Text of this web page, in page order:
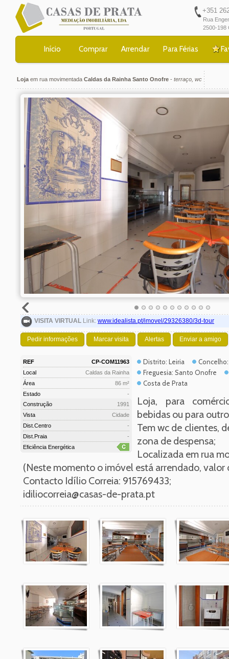
+351 262
Rua
2500-198
Início Comprar Arrendar Para Férias
Loja em rua movimentada Caldas da Rainha Santo Onofre - terraço, wc
VISITA VIRTUAL Link: www.idealista.pt/imovel/29326380/3d-tour
Pedir informações Marcar visita Alertas Enviar a amigo
REF
CP-COM11963
Local
Caldas da Rainha
Área
86 m²
Estado
-
Construção
1991
Vista
Cidade
Dist.Centro
-
Dist.Praia
-
Eficiência Energética
Distrito: Leiria
Freguesia: Santo Onofre
Costa de Prata
Loja, para
bebidas ou para
Tem wc de clientes,
zona de despensa;
Localizada em rua
(Neste momento o imóvel está arrendado,
Contacto Idílio Correia: 915769433;
idiliocorreia@casas-de-prata.pt